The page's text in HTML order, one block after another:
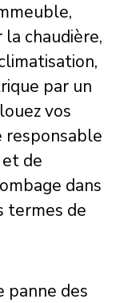
chaudière,
par un
vos
responsable
de
dans
termes de
panne des